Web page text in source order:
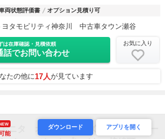
両状態評価書 オプション見積り可
ヨタモビリティ神奈川 中古車タウン瀬谷
は在庫確認・見積依頼
話でお問い合わせ
お気に入り
たの他に17人が見ています
ニタ オートクルーズ 運転席パワー
能
ダウンロード アプリを開く